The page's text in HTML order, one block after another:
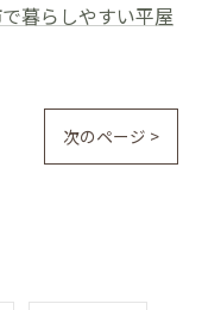
暮らしやすい平屋
次のページ >